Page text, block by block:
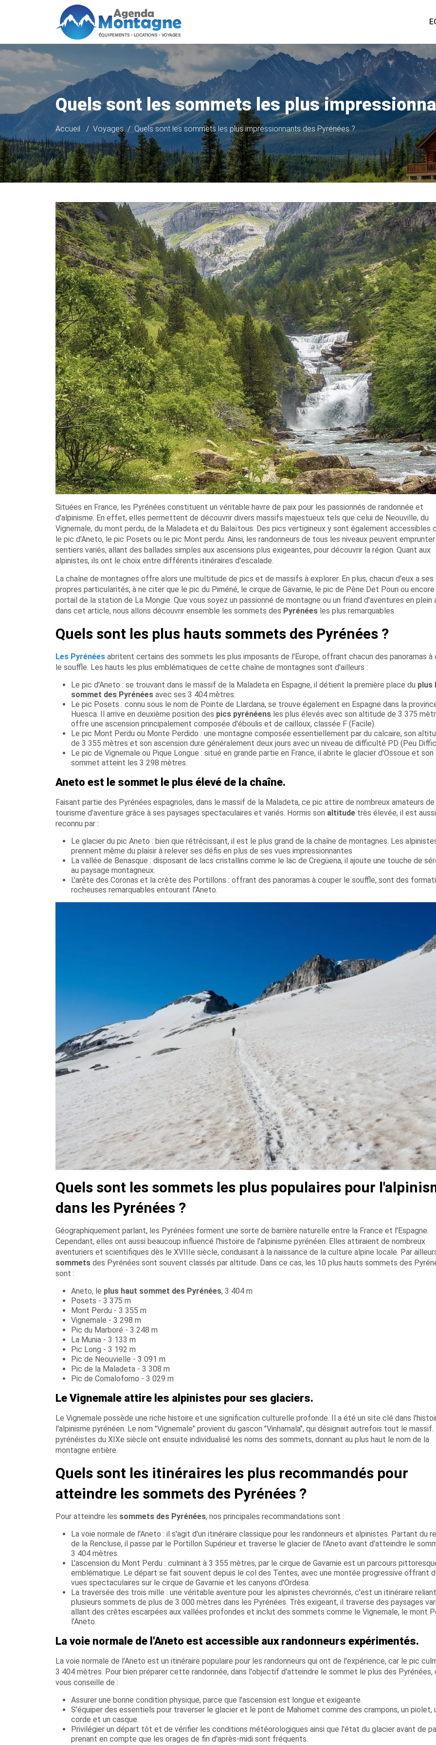
Quels sont les sommets les plus
Accueil Voyages Quels sont les sommets les plus impressionnants des Pyrénées ?
Situées en France, les Pyrénées constituent un véritable havre de paix pour les passionnés de randonnée et
d'alpinisme. En effet, elles permettent de découvrir divers massifs majestueux tels que celui de Neouville, du
Vignemale, du mont perdu, de la Maladeta et du Balaïtous. Des pics vertigineux y sont également accessibles
le pic d'Aneto, le pic Posets ou le pic Mont perdu. Ainsi, les randonneurs de tous les niveaux peuvent
sentiers variés, allant des ballades simples aux ascensions plus exigeantes, pour découvrir la région. Quant aux
alpinistes, ils ont le choix entre différents itinéraires d'escalade.
La chaîne de montagnes offre alors une multitude de pics et de massifs à explorer. En plus, chacun d'eux a ses
propres particularités, à ne citer que le pic du Piméné, le cirque de Gavarnie, le pic de Pène Det Pouri ou
portail de la station de La Mongie. Que vous soyez un passionné de montagne ou un friand d'aventures en plein
dans cet article, nous allons découvrir ensemble les sommets des Pyrénées les plus remarquables.
Quels sont les plus hauts sommets des Pyrénées ?
Les Pyrénées abritent certains des sommets les plus imposants de l'Europe, offrant chacun des panoramas à
le souffle. Les hauts les plus emblématiques de cette chaîne de montagnes sont d'ailleurs :
Le pic d'Aneto : se trouvant dans le massif de la Maladeta en Espagne, il détient la première place du plus
sommet des Pyrénées avec ses 3 404 mètres.
Le pic Posets : connu sous le nom de Pointe de Llardana, se trouve également en Espagne dans la
Huesca. Il arrive en deuxième position des pics pyrénéens les plus élevés avec son altitude de 3 375
offre une ascension principalement composée d'éboulis et de cailloux, classée F (Facile).
Le pic Mont Perdu ou Monte Perdido : une montagne composée essentiellement par du calcaire, son
de 3 355 mètres et son ascension dure généralement deux jours avec un niveau de difficulté PD (Peu
Le pic de Vignemale ou Pique Longue : situé en grande partie en France, il abrite le glacier d'Ossoue et son
sommet atteint les 3 298 mètres.
Aneto est le sommet le plus élevé de la chaîne.
Faisant partie des Pyrénées espagnoles, dans le massif de la Maladeta, ce pic attire de nombreux amateurs de
tourisme d'aventure grâce à ses paysages spectaculaires et variés. Hormis son altitude très élevée, il est aussi
reconnu par :
Le glacier du pic Aneto : bien que rétrécissant, il est le plus grand de la chaîne de montagnes. Les
prennent même du plaisir à relever ses défis en plus de ses vues impressionnantes
La vallée de Benasque : disposant de lacs cristallins comme le lac de Cregüena, il ajoute une touche de
au paysage montagneux.
L'arête des Coronas et la crête des Portillons : offrant des panoramas à couper le souffle, sont des
rocheuses remarquables entourant l'Aneto.
Quels sont les sommets les plus populaires pour
dans les Pyrénées ?
Géographiquement parlant, les Pyrénées forment une sorte de barrière naturelle entre la France et l'Espagne.
Cependant, elles ont aussi beaucoup influencé l'histoire de l'alpinisme pyrénéen. Elles attiraient de nombreux
aventuriers et scientifiques dès le XVIIIe siècle, conduisant à la naissance de la culture alpine locale. Par
sommets des Pyrénées sont souvent classés par altitude. Dans ce cas, les 10 plus hauts sommets des
sont :
Aneto, le plus haut sommet des Pyrénées, 3 404 m
Posets - 3 375 m
Mont Perdu - 3 355 m
Vignemale - 3 298 m
Pic du Marboré - 3 248 m
La Munia - 3 133 m
Pic Long - 3 192 m
Pic de Neouvielle - 3 091 m
Pic de la Maladeta - 3 308 m
Pic de Comaloforno - 3 029 m
Le Vignemale attire les alpinistes pour ses glaciers.
Le Vignemale possède une riche histoire et une signification culturelle profonde. Il a été un site clé dans
l'alpinisme pyrénéen. Le nom "Vignemale" provient du gascon "Vinhamala", qui désignait autrefois tout le massif.
pyrénéistes du XIXe siècle ont ensuite individualisé les noms des sommets, donnant au plus haut le nom de la
montagne entière.
Quels sont les itinéraires les plus recommandés pour
atteindre les sommets des Pyrénées ?
Pour atteindre les sommets des Pyrénées, nos principales recommandations sont :
La voie normale de l'Aneto : il s'agit d'un itinéraire classique pour les randonneurs et alpinistes. Partant du
de la Rencluse, il passe par le Portillon Supérieur et traverse le glacier de l'Aneto avant d'atteindre le
3 404 mètres.
L'ascension du Mont Perdu : culminant à 3 355 mètres, par le cirque de Gavarnie est un parcours
emblématique. Le départ se fait souvent depuis le col des Tentes, avec une montée progressive offrant
vues spectaculaires sur le cirque de Gavarnie et les canyons d'Ordesa.
La traversée des trois mille : une véritable aventure pour les alpinistes chevronnés, c'est un itinéraire reliant
plusieurs sommets de plus de 3 000 mètres dans les Pyrénées. Très exigeant, il traverse des paysages
allant des crêtes escarpées aux vallées profondes et inclut des sommets comme le Vignemale, le mont
l'Aneto.
La voie normale de l'Aneto est accessible aux randonneurs expérimentés.
La voie normale de l'Aneto est un itinéraire populaire pour les randonneurs qui ont de l'expérience, car le pic
3 404 mètres. Pour bien préparer cette randonnée, dans l'objectif d'atteindre le sommet le plus des Pyrénées,
vous conseille de :
Assurer une bonne condition physique, parce que l'ascension est longue et exigeante.
S'équiper des essentiels pour traverser le glacier et le pont de Mahomet comme des crampons, un piolet,
corde et un casque.
Privilégier un départ tôt et de vérifier les conditions météorologiques ainsi que l'état du glacier avant de
prenant en compte que les orages de fin d'après-midi sont fréquents.